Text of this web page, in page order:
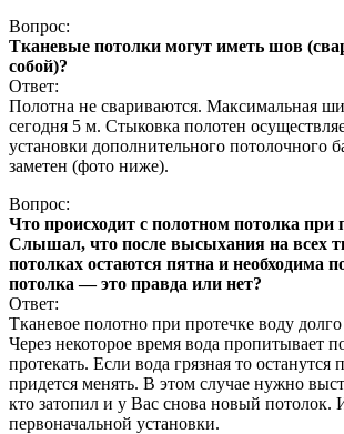
Вопрос:
Тканевые потолки могут иметь шов
собой)?
Ответ:
Полотна не свариваются. Максимальная
сегодня 5 м. Стыковка полотен
установки дополнительного потолочного
заметен (фото ниже).
Вопрос:
Что происходит с полотном потолка при
Слышал, что после высыхания на всех
потолках остаются пятна и необходима
потолка — это правда или нет?
Ответ:
Тканевое полотно при протечке воду
Через некоторое время вода пропитывает
протекать. Если вода грязная то останутся
придется менять. В этом случае нужно
кто затопил и у Вас снова новый потолок.
первоначальной установки.